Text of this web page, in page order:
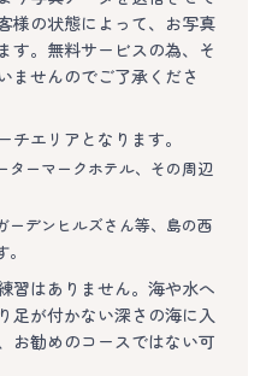
様の状態によって、お写真
す。無料サービスの為、そ
ませんのでご了承くださ
エリアとなります。
ターマークホテル、その周辺
ーデンヒルズさん等、島の西
習はありません。海や水へ
足が付かない深さの海に入
お勧めのコースではない可